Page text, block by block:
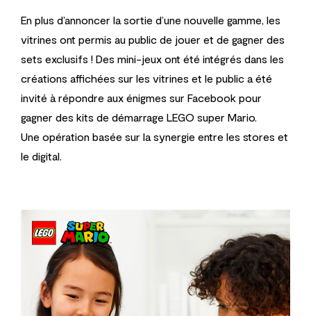
En plus d’annoncer la sortie d’une nouvelle gamme, les
vitrines ont permis au public de jouer et de gagner des
sets exclusifs ! Des mini-jeux ont été intégrés dans les
créations affichées sur les vitrines et le public a été
invité à répondre aux énigmes sur Facebook pour
gagner des kits de démarrage LEGO super Mario.
Une opération basée sur la synergie entre les stores et
le digital.